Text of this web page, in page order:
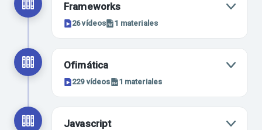
Frameworks
26 vídeos 1 materiales
Ofimática
229 vídeos 1 materiales
Javascript